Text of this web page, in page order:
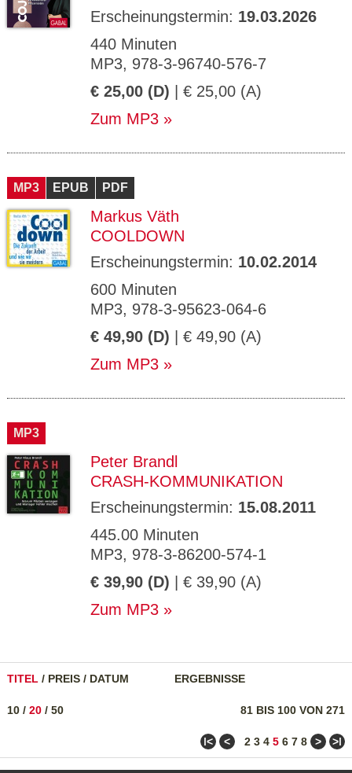
Erscheinungstermin: 19.03.2026
440 Minuten
MP3, 978-3-96740-576-7
€ 25,00 (D) | € 25,00 (A)
Zum MP3
MP3 EPUB PDF
Markus Väth
COOLDOWN
Erscheinungstermin: 10.02.2014
600 Minuten
MP3, 978-3-95623-064-6
€ 49,90 (D) | € 49,90 (A)
Zum MP3
MP3
Peter Brandl
CRASH-KOMMUNIKATION
Erscheinungstermin: 15.08.2011
445.00 Minuten
MP3, 978-3-86200-574-1
€ 39,90 (D) | € 39,90 (A)
Zum MP3
TITEL / PREIS / DATUM ERGEBNISSE
81 BIS 100 VON 271
10 / 20 / 50
ǀ< < 2 3 4 5 6 7 8 > >ǀ